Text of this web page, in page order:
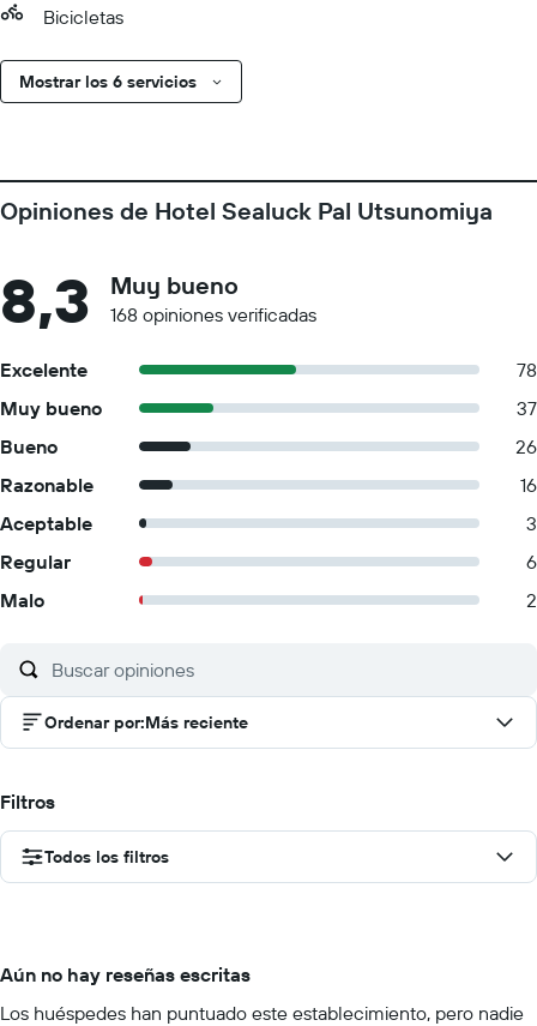
Bicicletas
Mostrar los 6 servicios
Opiniones de Hotel Sealuck Pal Utsunomiya
8,3 Muy bueno
168 opiniones verificadas
Excelente
78
Muy bueno
37
Bueno
26
Razonable
16
Aceptable
3
Regular
6
Malo
2
Ordenar por:Más reciente
Filtros
Todos los filtros
Aún no hay reseñas escritas
Los huéspedes han puntuado este establecimiento, pero nadie